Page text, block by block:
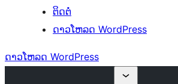
ຕິດຕໍ່
ດາວໂຫລດ WordPress
ດາວໂຫລດ WordPress